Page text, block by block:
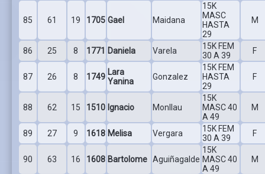
85 61 19 1705 Gael Maidana
15K
MASC
HASTA
29
M
86 25 8 1771 Daniela Varela
15K FEM
30 A 39
F
87 26 8 1749 Lara
Yanina
Gonzalez
15K FEM
HASTA
29
F
88 62 15 1510 Ignacio Monllau
15K
MASC 40
A 49
M
89 27 9 1618 Melisa Vergara
15K FEM
30 A 39
F
90 63 16 1608 Bartolome Aguiñagalde
15K
MASC 40
A 49
M